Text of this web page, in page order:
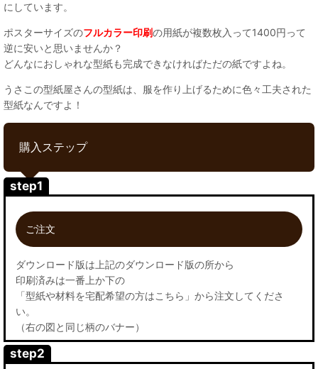
にしています。
ポスターサイズのフルカラー印刷の用紙が複数枚入って1400円って
逆に安いと思いませんか？
どんなにおしゃれな型紙も完成できなければただの紙ですよね。
うさこの型紙屋さんの型紙は、服を作り上げるために色々工夫された
型紙なんですよ！
購入ステップ
step1
ご注文
ダウンロード版は上記のダウンロード版の所から
印刷済みは一番上か下の
「型紙や材料を宅配希望の方はこちら」から注文してくださ
い。
（右の図と同じ柄のバナー）
step2